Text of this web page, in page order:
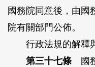
國務院同意後，由國
院有關部門公佈。
行政法規的解釋與
第三十七條國務